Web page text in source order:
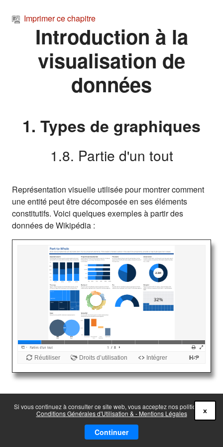
Si vous continuez à consulter ce site web, vous acceptez nos politiques :
Conditions Générales d'Utilisation & - Mentions Légales
Continuer
x
Imprimer ce chapitre
Introduction à la
visualisation de
données
1. Types de graphiques
1.8. Partie d'un tout
Représentation visuelle utilisée pour montrer comment
une entité peut être décomposée en ses éléments
constitutifs. Voici quelques exemples à partir des
données de Wikipédia :